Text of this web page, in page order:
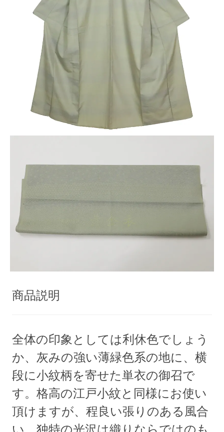
商品説明
全体の印象としては利休色でしょう
か、灰みの強い薄緑色系の地に、横
段に小紋柄を寄せた単衣の御召で
す。格高の江戸小紋と同様にお使い
頂けますが、程良い張りのある風合
い、独特の光沢は織りならではのも